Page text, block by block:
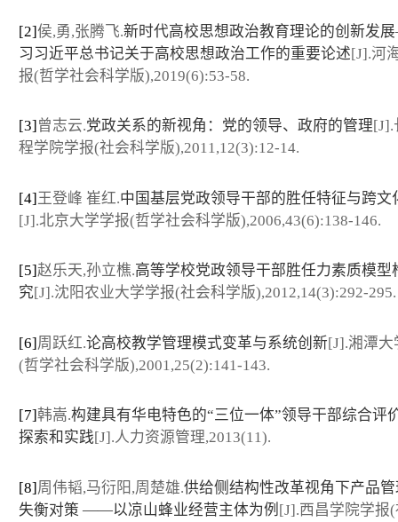
[2]侯,勇,张腾飞.新时代高校思想政治教育理论的创新发
习习近平总书记关于高校思想政治工作的重要论述[J].河
报(哲学社会科学版),2019(6):53-58.
[3] 曾志云.党政关系的新视角：党的领导、政府的管理[J].
程学院学报(社会科学版),2011,12(3):12-14.
[4]王登峰 崔红.中国基层党政领导干部的胜任特征与跨文
[J].北京大学学报(哲学社会科学版),2006,43(6):138-146.
[5] 赵乐天,孙立樵.高等学校党政领导干部胜任力素质模型
究[J].沈阳农业大学学报(社会科学版),2012,14(3):292-295.
[6]周跃红.论高校教学管理模式变革与系统创新[J].湘潭大
(哲学社会科学版),2001,25(2):141-143.
[7]韩嵩.构建具有华电特色的“三位一体”领导干部综合评
探索和实践[J].人力资源管理,2013(11).
[8]周伟韬,马衍阳,周楚雄.供给侧结构性改革视角下产品
失衡对策 ——以凉山蜂业经营主体为例 [J].西昌学院学报